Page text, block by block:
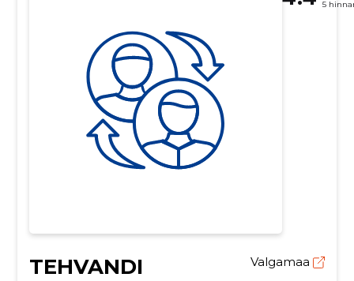
5
TEHVANDI
Valgamaa